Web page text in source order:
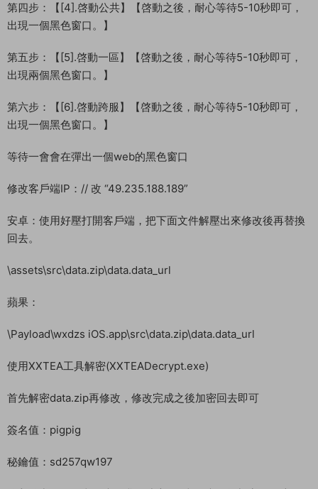
第四步：【[4].啓動公共】【啓動之後，耐心等待5-10秒即可，
出現一個黑色窗口。】
第五步：【[5].啓動一區】【啓動之後，耐心等待5-10秒即可，
出現兩個黑色窗口。】
第六步：【[6].啓動跨服】【啓動之後，耐心等待5-10秒即可，
出現一個黑色窗口。】
等待一會會在彈出一個web的黑色窗口
修改客戶端IP：// 改 “49.235.188.189”
安卓：使用好壓打開客戶端，把下面文件解壓出來修改後再替換
回去。
\assets\src\data.zip\data.data_url
蘋果：
\Payload\wxdzs iOS.app\src\data.zip\data.data_url
使用XXTEA工具解密(XXTEADecrypt.exe)
首先解密data.zip再修改，修改完成之後加密回去即可
簽名值：pigpig
秘鑰值：sd257qw197